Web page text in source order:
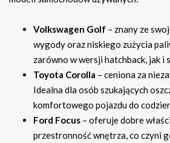
Volkswagen Golf – znany ze
wygody oraz niskiego zużycia
zarówno w wersji hatchback, jak i
Toyota Corolla – ceniona za
Idealna dla osób szukających
komfortowego pojazdu do
Ford Focus – oferuje dobre
przestronność wnętrza, co czyni